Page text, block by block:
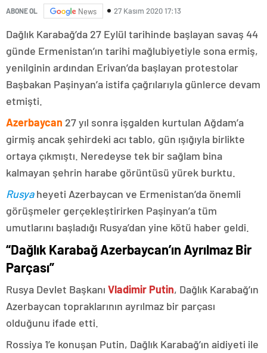
ABONE OL News 27 Kasım 2020 17:13
Dağlık Karabağ’da 27 Eylül tarihinde başlayan savaş 44
günde Ermenistan’ın tarihi mağlubiyetiyle sona ermiş,
yenilginin ardından Erivan’da başlayan protestolar
Başbakan Paşinyan’a istifa çağrılarıyla günlerce devam
etmişti.
Azerbaycan 27 yıl sonra işgalden kurtulan Ağdam’a
girmiş ancak şehirdeki acı tablo, gün ışığıyla birlikte
ortaya çıkmıştı. Neredeyse tek bir sağlam bina
kalmayan şehrin harabe görüntüsü yürek burktu.
Rusyaheyeti Azerbaycan ve Ermenistan’da önemli
görüşmeler gerçekleştirirken Paşinyan’a tüm
umutlarını başladığı Rusya’dan yine kötü haber geldi.
“Dağlık Karabağ Azerbaycan’ın Ayrılmaz Bir
Parçası”
Rusya Devlet Başkanı Vladimir Putin, Dağlık Karabağ’ın
Azerbaycan topraklarının ayrılmaz bir parçası
olduğunu ifade etti.
Rossiya 1’e konuşan Putin, Dağlık Karabağ’ın aidiyeti ile